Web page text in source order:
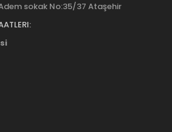
sokak No:35/37 Ataşehir